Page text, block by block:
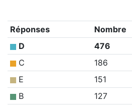
Réponses Nombre
D
476
C
186
E
151
B
127